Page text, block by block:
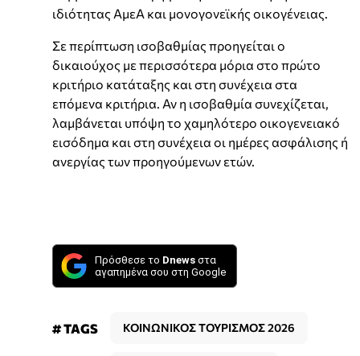
ιδιότητας ΑμεΑ και μονογονεϊκής οικογένειας.
Σε περίπτωση ισοβαθμίας προηγείται ο
δικαιούχος με περισσότερα μόρια στο πρώτο
κριτήριο κατάταξης και στη συνέχεια στα
επόμενα κριτήρια. Αν η ισοβαθμία συνεχίζεται,
λαμβάνεται υπόψη το χαμηλότερο οικογενειακό
εισόδημα και στη συνέχεια οι ημέρες ασφάλισης ή
ανεργίας των προηγούμενων ετών.
Πρόσθεσε το Dnews στα
αγαπημένα σου στη Google
# TAGS ΚΟΙΝΩΝΙΚΟΣ ΤΟΥΡΙΣΜΟΣ 2026